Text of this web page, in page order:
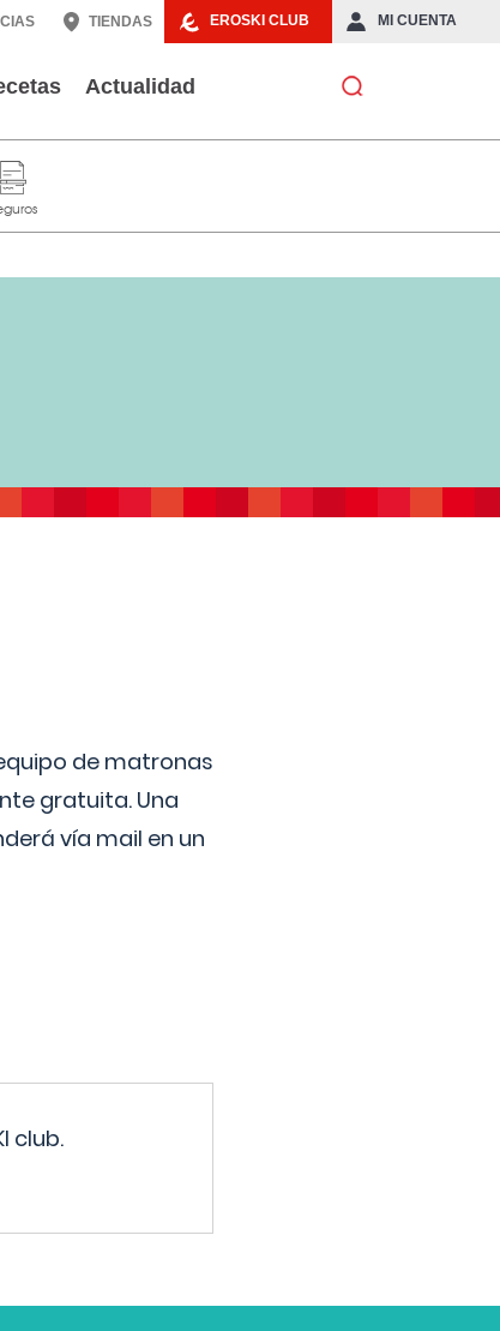
EROSKI CLUB MI CUENTA
TIENDAS
Actualidad
de matronas
gratuita. Una
vía mail en un
club.